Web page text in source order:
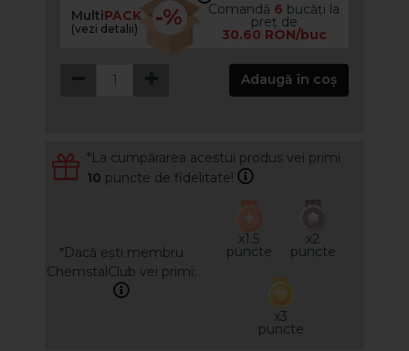
MultiPACK
(vezi detalii) -% Comandă 6 bucăți la
preț de
30.60 RON/buc
Adaugă în coș
*La cumpărarea acestui produs vei primi
10 puncte de fidelitate!
*Dacă ești membru
ChemstalClub vei primi:
x1.5
puncte
x2
puncte
x3
puncte